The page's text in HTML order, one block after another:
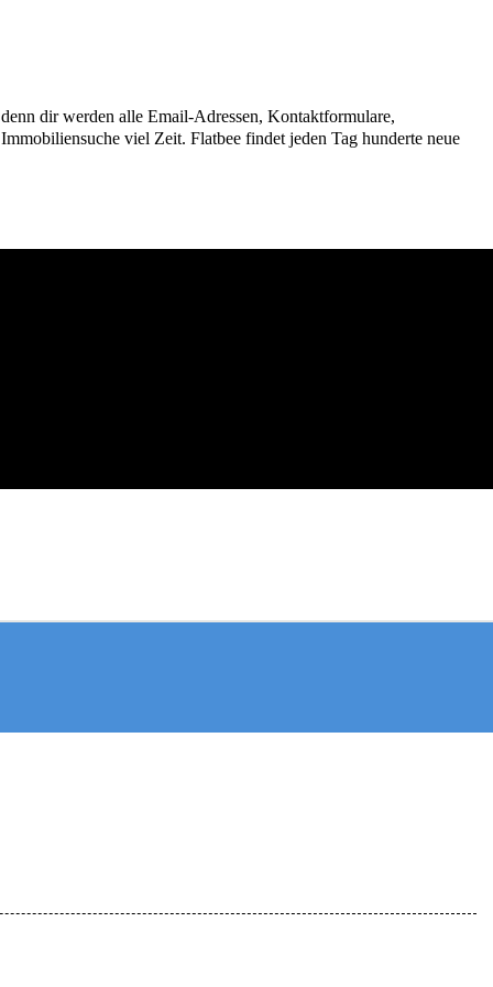
dir werden alle Email-Adressen, Kontaktformulare,
viel Zeit. Flatbee findet jeden Tag hunderte neue